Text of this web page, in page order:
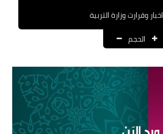
العقود والاجور اليومية
الرواتب
القروض والسلف
اخبار وقرارت وزارة التربية
الحجم